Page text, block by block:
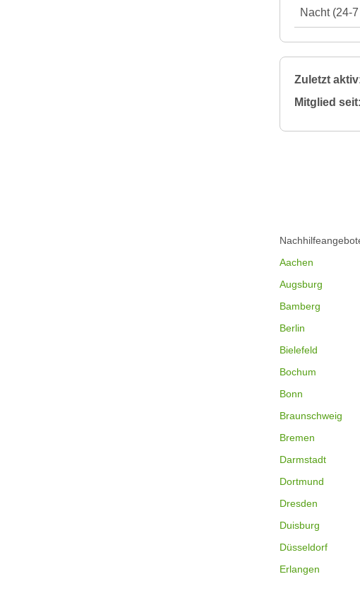
Nacht (24-
Zuletzt
Mitglied seit:
Aachen
Augsburg
Bamberg
Berlin
Bielefeld
Bochum
Bonn
Braunschweig
Bremen
Darmstadt
Dortmund
Dresden
Duisburg
Düsseldorf
Erlangen